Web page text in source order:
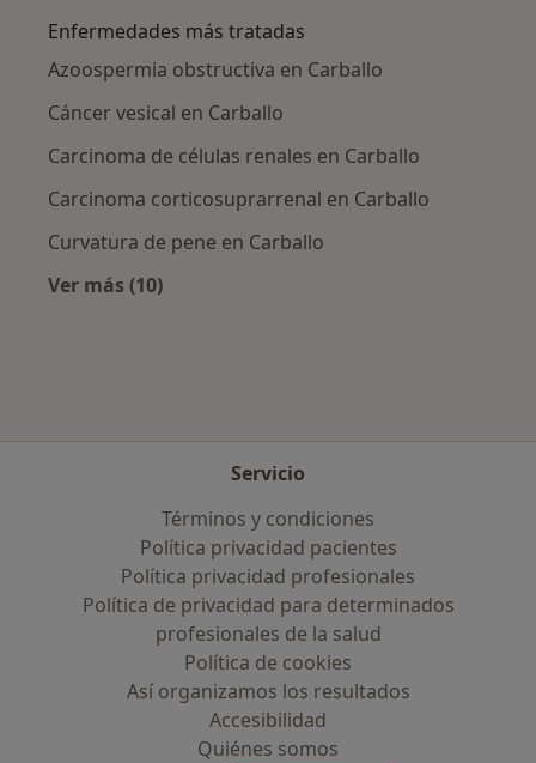
Enfermedades más tratadas
Azoospermia obstructiva en Carballo
Cáncer vesical en Carballo
Carcinoma de células renales en Carballo
Carcinoma corticosuprarrenal en Carballo
Curvatura de pene en Carballo
Ver más (10)
Servicio
Términos y condiciones
Política privacidad pacientes
Política privacidad profesionales
Política de privacidad para determinados
profesionales de la salud
Política de cookies
Así organizamos los resultados
Accesibilidad
Quiénes somos